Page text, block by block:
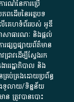
ណ៍​នៃ​ការ​ប្រើ
ពដើម​នៃ​​អត្ថបទ
ើ​គេហទំព័រ​របស់​ អូ​ឌី​
សាធារណៈ​ និង​ផ្តល់​
សព្វផ្សាយ​ព័ត៌មាន​
ាវ​ដើម្បី​ស្វែងរក
រដ្ឋាភិបាល​ និង
រប់គ្រង​ដោយ​ប្រព័ន្ធ​
ទូលាយ​/​ទិន្នន័យ​
ត្រូវ​បាន​បោះ